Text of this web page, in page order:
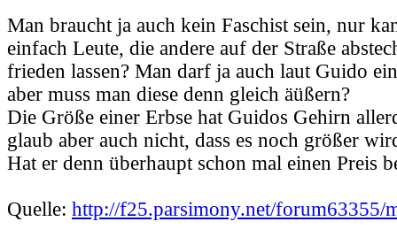
Man braucht ja auch kein Faschist sein, nur
einfach Leute, die andere auf der Straße
frieden lassen? Man darf ja auch laut Guido
aber muss man diese denn gleich äüßern?
Die Größe einer Erbse hat Guidos Gehirn
glaub aber auch nicht, dass es noch größer
Hat er denn überhaupt schon mal einen Preis
Quelle: http://f25.parsimony.net/forum63355/